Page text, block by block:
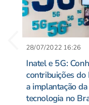
28/07/2022 16:26
Inatel e 5G:
contribuições
a implantação
tecnologia no